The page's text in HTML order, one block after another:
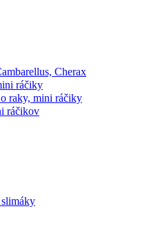
Cherax
ráčiky
raky, mini ráčiky
ráčikov